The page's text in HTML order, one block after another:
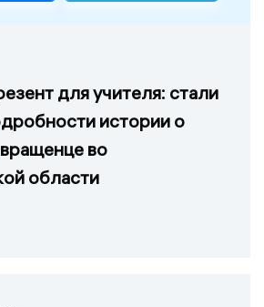
для учителя: стали
истории о
во
области